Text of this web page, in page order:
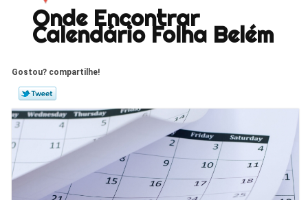
Onde Encontrar
Calendário Folha Belém
Gostou? compartilhe!